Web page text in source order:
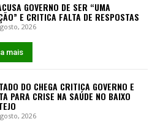
GOVERNO DE SER “UMA
E CRITICA FALTA DE RESPOSTAS
2026
mais
DO CHEGA CRITICA GOVERNO E
PARA CRISE NA SAÚDE NO BAIXO
2026